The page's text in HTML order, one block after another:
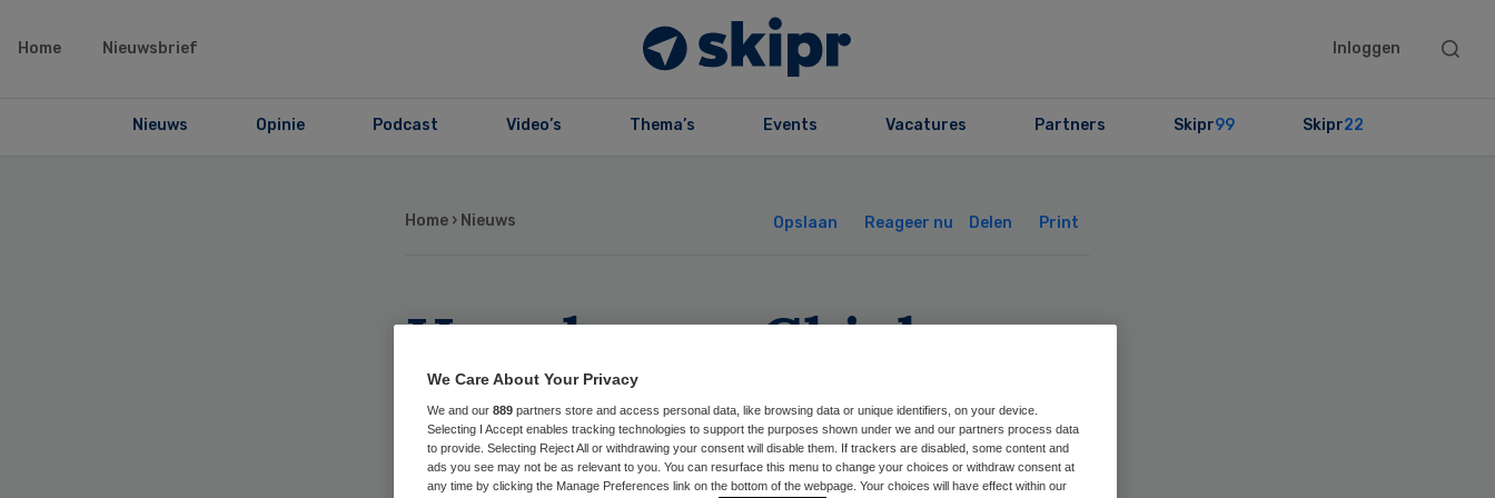
Home Nieuwsbrief Inloggen
Search
Nieuws Opinie Podcast Video’s Thema’s Events Vacatures Partners Skipr99 Skipr22
Home › Nieuws Opslaan Reageer nu Delen Print
Hoogleraar Chiel
Hekster overleden
We Care About Your Privacy
We and our 889 partners store and access personal data, like browsing data or unique identifiers, on your device.
Selecting I Accept enables tracking technologies to support the purposes shown under we and our partners process data
to provide. Selecting Reject All or withdrawing your consent will disable them. If trackers are disabled, some content and
ads you see may not be as relevant to you. You can resurface this menu to change your choices or withdraw consent at
any time by clicking the Manage Preferences link on the bottom of the webpage. Your choices will have effect within our